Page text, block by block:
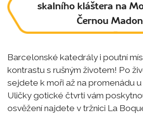
skalního kláštera na
Černou
Barcelonské katedrály i poutní
kontrastu s rušným životem! Po
sejdete k moři až na promenádu
Uličky gotické čtvrti vám
osvěžení najdete v tržnici La